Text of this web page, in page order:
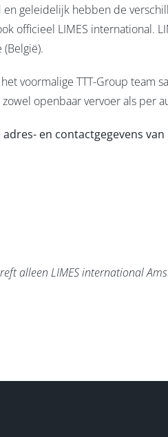
geleidelijk hebben de
officieel LIMES international.
voormalige TTT-Group team
openbaar vervoer als per
en contactgegevens
alleen LIMES international